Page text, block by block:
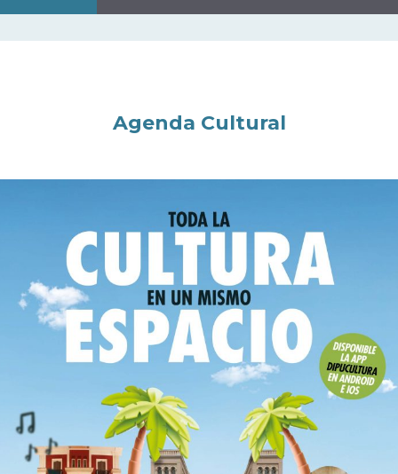
Agenda Cultural